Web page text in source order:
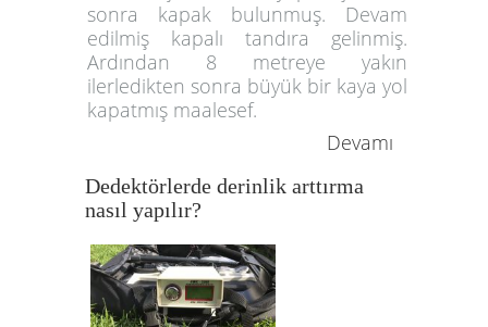
sonra kapak bulunmuş. Devam
edilmiş kapalı tandıra gelinmiş.
Ardından 8 metreye yakın
ilerledikten sonra büyük bir kaya yol
kapatmış maalesef.
Devamı
Dedektörlerde derinlik arttırma
nasıl yapılır?